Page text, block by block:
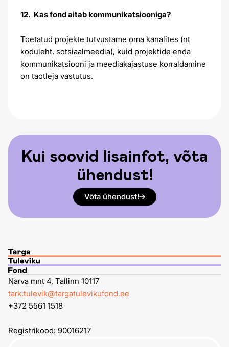
12. Kas fond aitab kommunikatsiooniga?
Toetatud projekte tutvustame oma kanalites (nt
koduleht, sotsiaalmeedia), kuid projektide enda
kommunikatsiooni ja meediakajastuse korraldamine
on taotleja vastutus.
Kui soovid lisainfot, võta
ühendust!
Võta ühendust!
Narva mnt 4, Tallinn 10117
tark.tulevik@targatulevikufond.ee
+372 5561 1518
Registrikood: 90016217